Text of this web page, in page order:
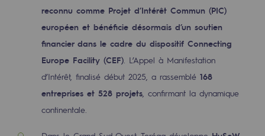
CADRE, le programme gouvernance
Organisation
Éthique et conformité
Achats responsables
Fonds de dotation
reconnu comme Projet d’Intérêt Commun (PIC)
européen et bénéficie désormais d’un soutien
financier dans le cadre du dispositif Connecting
Europe Facility (CEF) . L’Appel à Manifestation
d’Intérêt, finalisé début 2025, a rassemblé 168
entreprises et 528 projets , confirmant la dynamique
continentale.